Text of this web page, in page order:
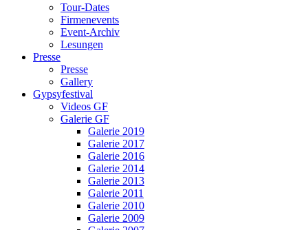
Tour-Dates
Firmenevents
Event-Archiv
Lesungen
Presse
Presse
Gallery
Gypsyfestival
Videos GF
Galerie GF
Galerie 2019
Galerie 2017
Galerie 2016
Galerie 2014
Galerie 2013
Galerie 2011
Galerie 2010
Galerie 2009